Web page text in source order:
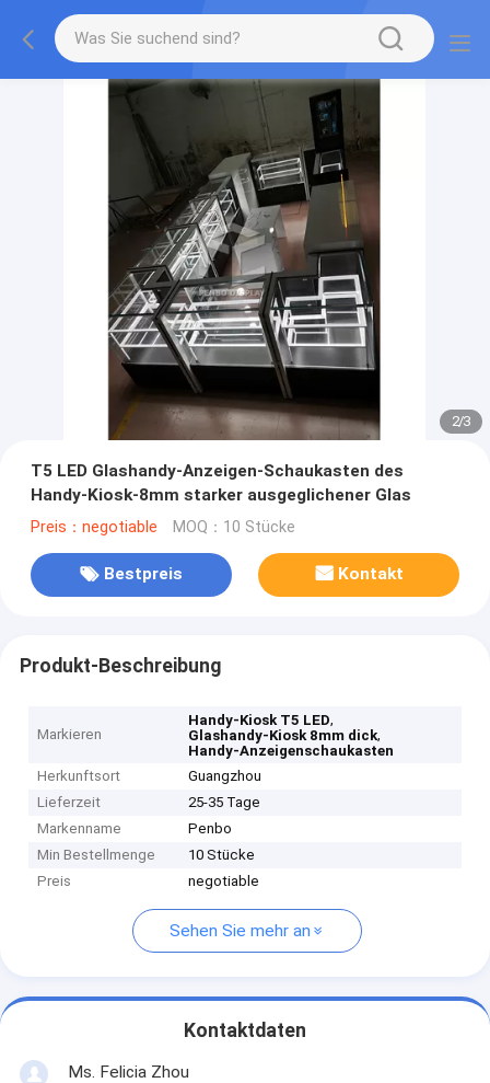
2/3
T5 LED Glashandy-Anzeigen-Schaukasten des
Handy-Kiosk-8mm starker ausgeglichener Glas
Preis：negotiable MOQ：10 Stücke
Bestpreis Kontakt
Produkt-Beschreibung
Markieren
Handy-Kiosk T5 LED,
Glashandy-Kiosk 8mm dick,
Handy-Anzeigenschaukasten
Herkunftsort
Guangzhou
Lieferzeit
25-35 Tage
Markenname
Penbo
Min Bestellmenge
10 Stücke
Preis
negotiable
Sehen Sie mehr an
Kontaktdaten
Ms. Felicia Zhou